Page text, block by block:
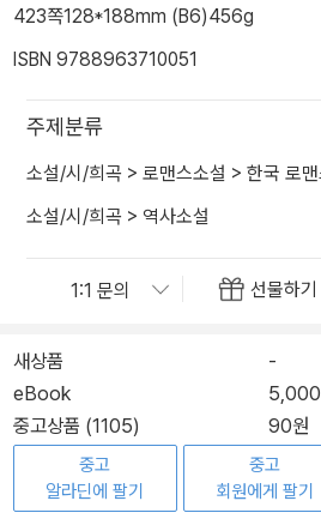
423쪽128*188mm (B6)456g
ISBN 9788963710051
주제분류
소설/시/희곡 > 로맨스소설 > 한국 로
소설/시/희곡 > 역사소설
선물하기
새상품
-
eBook
중고상품 (1105)
90원
중고
알라딘에 팔기
중고
회원에게 팔기